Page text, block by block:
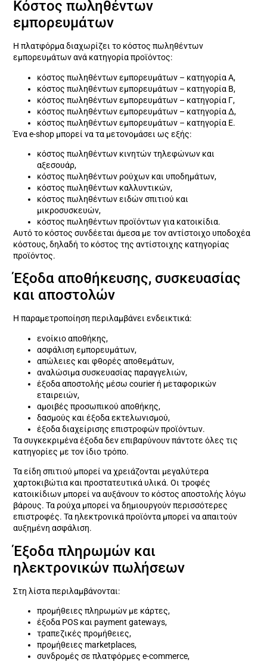
Κόστος πωληθέντων
εμπορευμάτων
Η πλατφόρμα διαχωρίζει το κόστος πωληθέντων
εμπορευμάτων ανά κατηγορία προϊόντος:
κόστος πωληθέντων εμπορευμάτων – κατηγορία Α,
κόστος πωληθέντων εμπορευμάτων – κατηγορία Β,
κόστος πωληθέντων εμπορευμάτων – κατηγορία Γ,
κόστος πωληθέντων εμπορευμάτων – κατηγορία Δ,
κόστος πωληθέντων εμπορευμάτων – κατηγορία Ε.
Ένα e-shop μπορεί να τα μετονομάσει ως εξής:
κόστος πωληθέντων κινητών τηλεφώνων και
αξεσουάρ,
κόστος πωληθέντων ρούχων και υποδημάτων,
κόστος πωληθέντων καλλυντικών,
κόστος πωληθέντων ειδών σπιτιού και
μικροσυσκευών,
κόστος πωληθέντων προϊόντων για κατοικίδια.
Αυτό το κόστος συνδέεται άμεσα με τον αντίστοιχο υποδοχέα
κόστους, δηλαδή το κόστος της αντίστοιχης κατηγορίας
προϊόντος.
Έξοδα αποθήκευσης, συσκευασίας
και αποστολών
Η παραμετροποίηση περιλαμβάνει ενδεικτικά:
ενοίκιο αποθήκης,
ασφάλιση εμπορευμάτων,
απώλειες και φθορές αποθεμάτων,
αναλώσιμα συσκευασίας παραγγελιών,
έξοδα αποστολής μέσω courier ή μεταφορικών
εταιρειών,
αμοιβές προσωπικού αποθήκης,
δασμούς και έξοδα εκτελωνισμού,
έξοδα διαχείρισης επιστροφών προϊόντων.
Τα συγκεκριμένα έξοδα δεν επιβαρύνουν πάντοτε όλες τις
κατηγορίες με τον ίδιο τρόπο.
Τα είδη σπιτιού μπορεί να χρειάζονται μεγαλύτερα
χαρτοκιβώτια και προστατευτικά υλικά. Οι τροφές
κατοικίδιων μπορεί να αυξάνουν το κόστος αποστολής λόγω
βάρους. Τα ρούχα μπορεί να δημιουργούν περισσότερες
επιστροφές. Τα ηλεκτρονικά προϊόντα μπορεί να απαιτούν
αυξημένη ασφάλιση.
Έξοδα πληρωμών και
ηλεκτρονικών πωλήσεων
Στη λίστα περιλαμβάνονται:
προμήθειες πληρωμών με κάρτες,
έξοδα POS και payment gateways,
τραπεζικές προμήθειες,
προμήθειες marketplaces,
συνδρομές σε πλατφόρμες e-commerce,